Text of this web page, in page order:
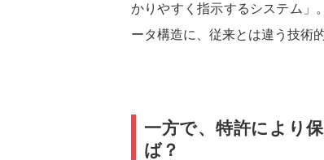
かりやすく指示するシステム」
ータ構造に、従来とは違う技術
一方で、特許により
ば？